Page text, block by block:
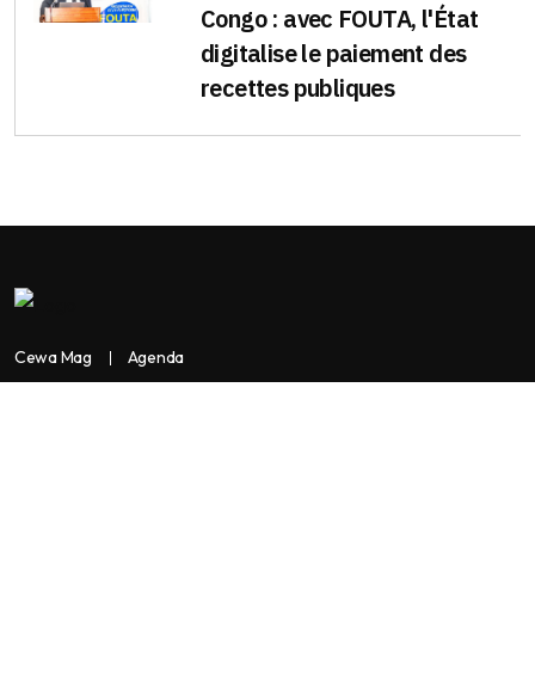
Congo : avec FOUTA, l'État
digitalise le paiement des
recettes publiques
Cewa Mag Agenda